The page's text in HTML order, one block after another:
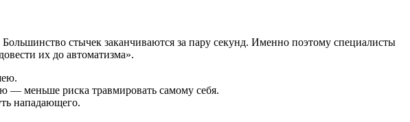
стычек заканчиваются за пару секунд. Именно поэтому специалисты
их до автоматизма».
— меньше риска травмировать самому себя.
нападающего.